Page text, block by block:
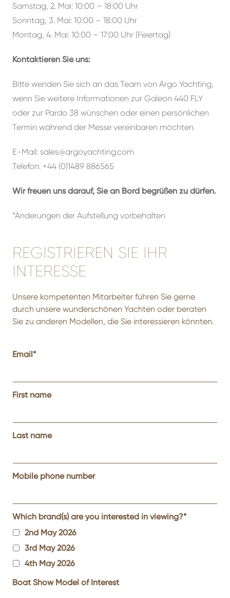
Samstag, 2. Mai: 10:00 – 18:00 Uhr
Sonntag, 3. Mai: 10:00 – 18:00 Uhr
Montag, 4. Mai: 10:00 – 17:00 Uhr (Feiertag)
Kontaktieren Sie uns:
Bitte wenden Sie sich an das Team von Argo Yachting,
wenn Sie weitere Informationen zur Galeon 440 FLY
oder zur Pardo 38 wünschen oder einen persönlichen
Termin während der Messe vereinbaren möchten.
E-Mail: sales@argoyachting.com
Telefon: +44 (0)1489 886565
Wir freuen uns darauf, Sie an Bord begrüßen zu dürfen.
*Änderungen der Aufstellung vorbehalten
REGISTRIEREN SIE IHR
INTERESSE
Unsere kompetenten Mitarbeiter führen Sie gerne
durch unsere wunderschönen Yachten oder beraten
Sie zu anderen Modellen, die Sie interessieren könnten.
Email*
First name
Last name
Mobile phone number
Which brand(s) are you interested in viewing?*
2nd May 2026
3rd May 2026
4th May 2026
Boat Show Model of Interest